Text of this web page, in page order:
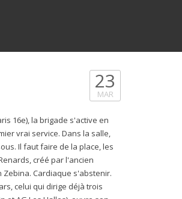
23
MAR
16e), la brigade s'active en
vrai service. Dans la salle,
Il faut faire de la place, les
créé par l'ancien
Cardiaque s'abstenir.
celui qui dirige déjà trois